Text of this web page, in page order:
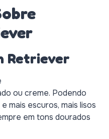
Retriever
ou creme. Podendo
mais escuros, mais lisos
em tons dourados